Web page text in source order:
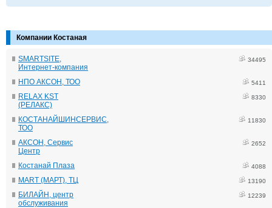
Компании Костаная
SMARTSITE,
Интернет-компания
34495
НПО АКСОН, ТОО 5411
RELAX KST
(РЕЛАКС)
8330
КОСТАНАЙШИНСЕРВИС,
ТОО
11830
АКСОН, Сервис
Центр
2652
Костанай Плаза 4088
MART (МАРТ), ТЦ 13190
БИЛАЙН, центр
обслуживания
12239